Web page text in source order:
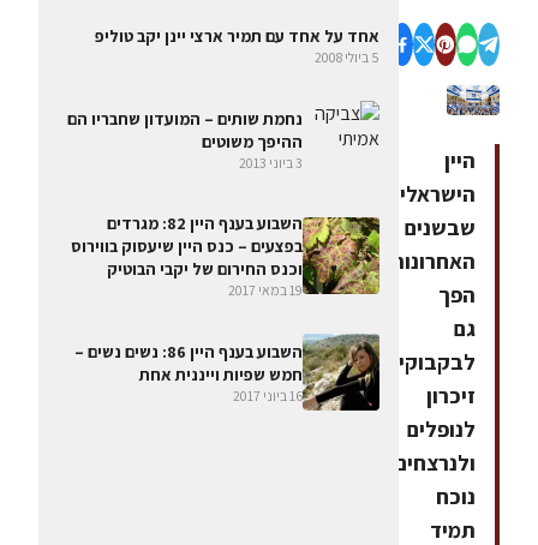
היין
הישראלי,
שבשנים
האחרונות
הפך
גם
לבקבוקי
זיכרון
לנופלים
ולנרצחים,
נוכח
תמיד
אחד על אחד עם תמיר ארצי יינן יקב טוליפ
5 ביולי 2008
נחמת שותים – המועדון שחבריו הם
ההיפך משוטים
3 ביוני 2013
השבוע בענף היין 82: מגרדים
בפצעים – כנס היין שיעסוק בווירוס
וכנס החירום של יקבי הבוטיק
19 במאי 2017
השבוע בענף היין 86: נשים נשים –
חמש שפיות וייננית אחת
16 ביוני 2017